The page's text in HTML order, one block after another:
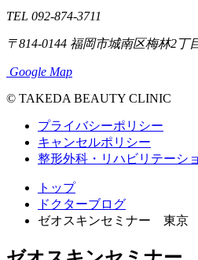
TEL 092-874-3711
〒814-0144 福岡市城南区梅林2丁
Google Map
© TAKEDA BEAUTY CLINIC
プライバシーポリシー
キャンセルポリシー
整形外科・リハビリテーシ
トップ
ドクターブログ
ゼオスキンセミナー 東京